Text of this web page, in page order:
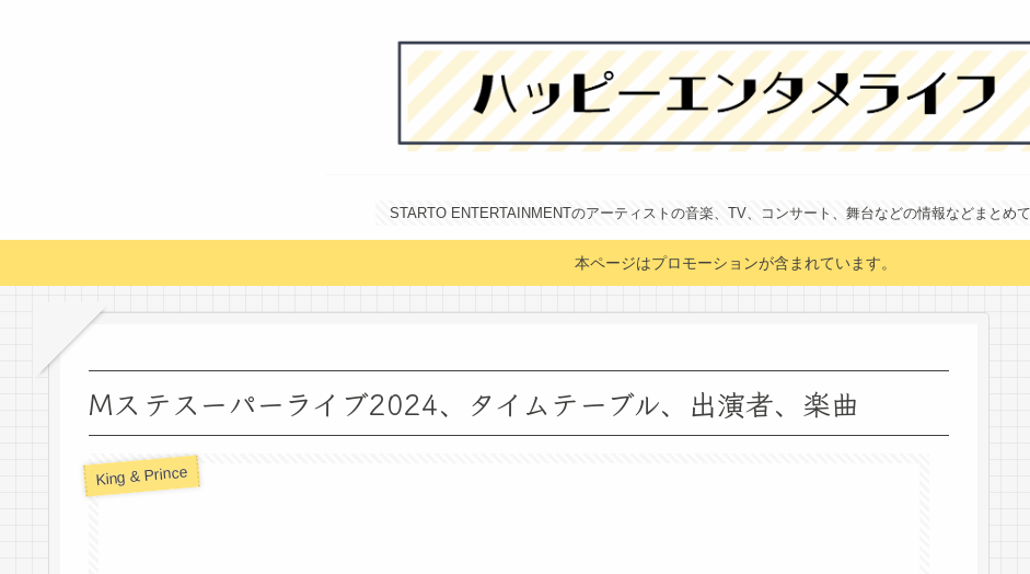
STARTO ENTERTAINMENTのアーティストの音楽、TV、コンサート、舞台などの情報などまとめ
本ページはプロモーションが含まれています。
Mステスーパーライブ2024、タイムテーブル、出演者、楽曲
King & Prince